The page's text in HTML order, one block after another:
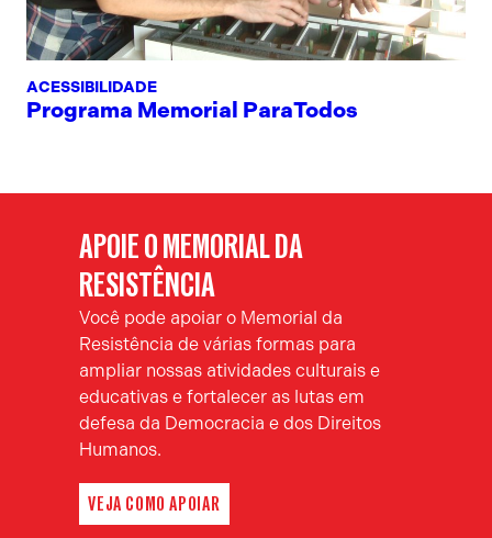
ACESSIBILIDADE
Programa Memorial ParaTodos
APOIE O MEMORIAL DA
RESISTÊNCIA
Você pode apoiar o Memorial da
Resistência de várias formas para
ampliar nossas atividades culturais e
educativas e fortalecer as lutas em
defesa da Democracia e dos Direitos
Humanos.
VEJA COMO APOIAR